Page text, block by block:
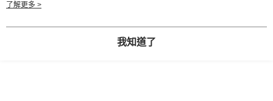
用條款之 Cookie 聲明使用 cookie。
了解更多 >
我知道了